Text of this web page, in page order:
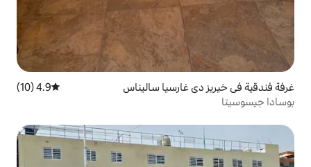
ساليناس متوسط التقييم 4.9 من 5، 10 مراجعات
4.9 (10)